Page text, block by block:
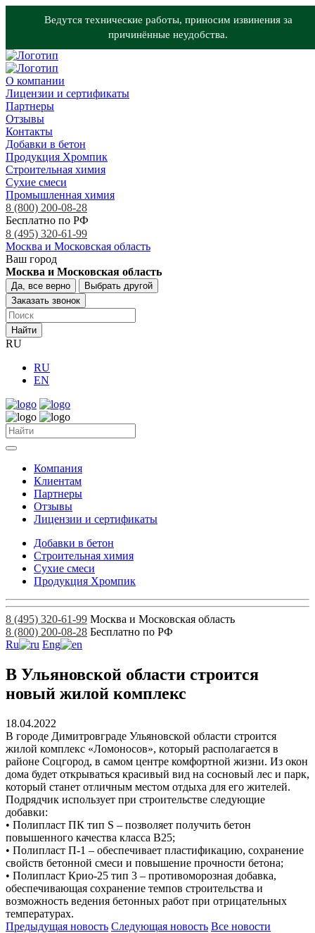
Ведутся технические работы, приносим извинения за
причинённые неудобства.
О компании
Лицензии и сертификаты
Партнеры
Отзывы
Контакты
Добавки в бетон
Продукция Хромпик
Строительная химия
Сухие смеси
Промышленная химия
8 (800) 200-08-28
Бесплатно по РФ
8 (495) 320-61-99
Москва и Московская область
Ваш город
Москва и Московская область
Да, все верно
Выбрать другой
Заказать звонок
Найти
RU
RU
EN
Компания
Клиентам
Партнеры
Отзывы
Лицензии и сертификаты
Добавки в бетон
Строительная химия
Сухие смеси
Продукция Хромпик
8 (495) 320-61-99 Москва и Московская область
8 (800) 200-08-28 Бесплатно по РФ
Ru
Eng
В Ульяновской области строится
новый жилой комплекс
18.04.2022
В городе Димитровграде Ульяновской области строится
жилой комплекс «Ломоносов», который располагается в
районе Соцгород, в самом центре комфортной жизни. Из окон
дома будет открываться красивый вид на сосновый лес и парк,
который станет отличным местом отдыха для его жителей.
Подрядчик использует при строительстве следующие
добавки:
• Полипласт ПК тип S – позволяет получить бетон
повышенного качества класса В25;
• Полипласт П-1 – обеспечивает пластификацию, сохранение
свойств бетонной смеси и повышение прочности бетона;
• Полипласт Крио-25 тип 3 – противоморозная добавка,
обеспечивающая сохранение темпов строительства и
возможность ведения бетонных работ при отрицательных
температурах.
Предыдущая новость Следующая новость Все новости